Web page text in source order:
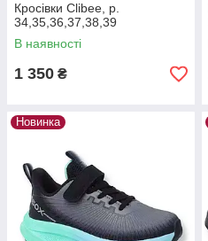
Кросівки Clibee, р.
34,35,36,37,38,39
В наявності
1 350 ₴
Новинка